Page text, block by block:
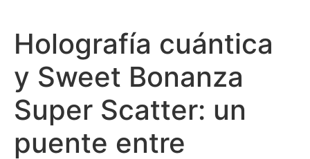
Holografía cuántica
y Sweet Bonanza
Super Scatter: un
puente entre